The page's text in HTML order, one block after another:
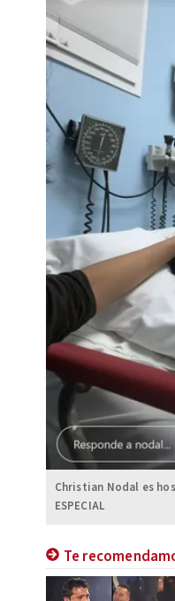
Christian Nodal es
ESPECIAL
Te